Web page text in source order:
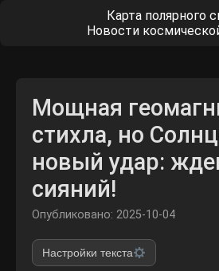
Карта полярного
Новости
Мощная
стихла, но
новый удар:
сияний!
Опубликовано: 2025-10-04
Настройки текста